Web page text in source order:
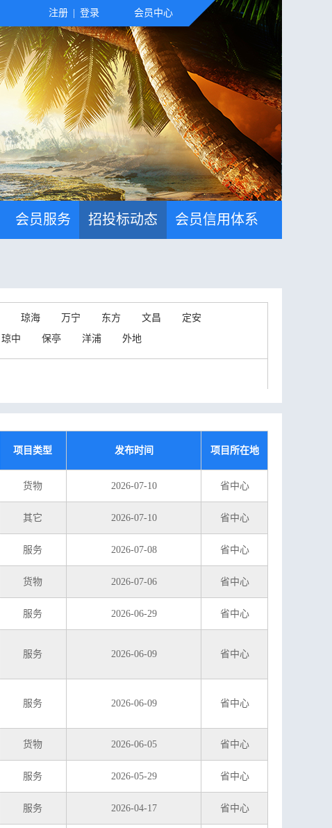
注册 登录 会员中心
会员服务 招投标动态 会员信用体系
琼海 万宁 东方 文昌
定安
琼中 保亭 洋浦 外地
项目类型 发布时间 项目所在地
货物 2026-07-10 省中心
其它 2026-07-10 省中心
服务 2026-07-08 省中心
货物 2026-07-06 省中心
服务 2026-06-29 省中心
服务 2026-06-09 省中心
服务 2026-06-09 省中心
货物 2026-06-05 省中心
服务 2026-05-29 省中心
服务 2026-04-17 省中心